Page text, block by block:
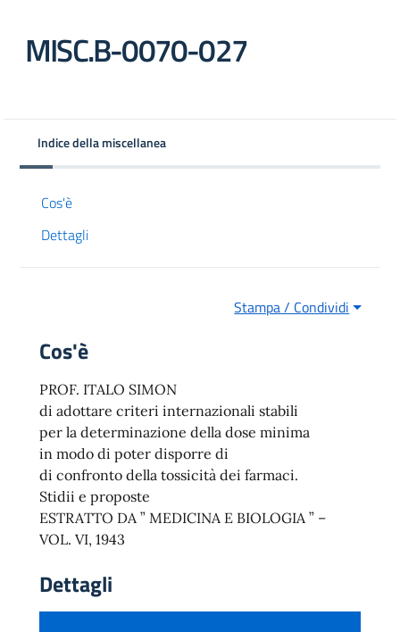
MISC.B-0070-027
Indice della miscellanea
Cos'è
Dettagli
Stampa / Condividi
Cos'è
PROF. ITALO SIMON
di adottare criteri internazionali stabili
per la determinazione della dose minima
in modo di poter disporre di
di confronto della tossicità dei farmaci.
Stidii e proposte
ESTRATTO DA ” MEDICINA E BIOLOGIA ” –
VOL. VI, 1943
Dettagli